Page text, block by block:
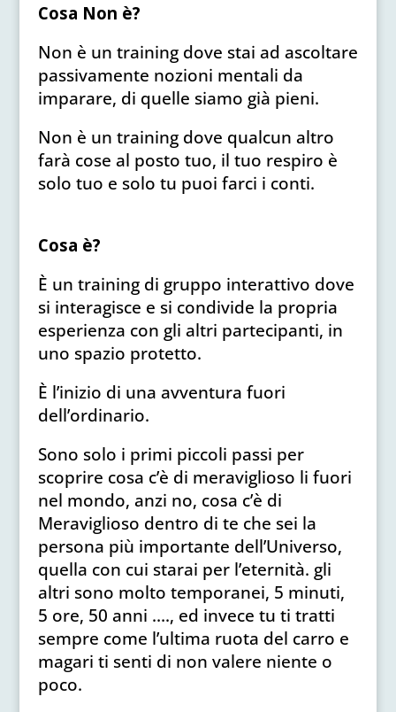
Cosa Non è?
Non è un training dove stai ad ascoltare
passivamente nozioni mentali da
imparare, di quelle siamo già pieni.
Non è un training dove qualcun altro
farà cose al posto tuo, il tuo respiro è
solo tuo e solo tu puoi farci i conti.
Cosa è?
È un training di gruppo interattivo dove
si interagisce e si condivide la propria
esperienza con gli altri partecipanti, in
uno spazio protetto.
È l’inizio di una avventura fuori
dell’ordinario.
Sono solo i primi piccoli passi per
scoprire cosa c’è di meraviglioso li fuori
nel mondo, anzi no, cosa c’è di
Meraviglioso dentro di te che sei la
persona più importante dell’Universo,
quella con cui starai per l’eternità. gli
altri sono molto temporanei, 5 minuti,
5 ore, 50 anni …., ed invece tu ti tratti
sempre come l’ultima ruota del carro e
magari ti senti di non valere niente o
poco.